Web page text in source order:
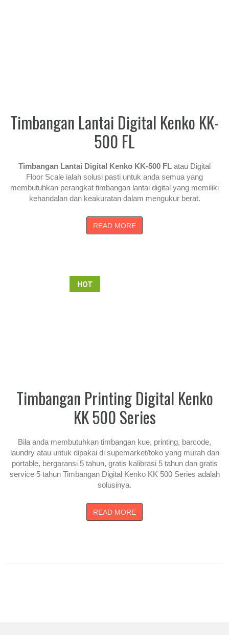
Timbangan Lantai Digital Kenko KK-
500 FL
Timbangan Lantai Digital Kenko KK-500 FL atau Digital
Floor Scale ialah solusi pasti untuk anda semua yang
membutuhkan perangkat timbangan lantai digital yang memiliki
kehandalan dan keakuratan dalam mengukur berat.
READ MORE
HOT
Timbangan Printing Digital Kenko
KK 500 Series
Bila anda membutuhkan timbangan kue, printing, barcode,
laundry atau untuk dipakai di supemarket/toko yang murah dan
portable, bergaransi 5 tahun, gratis kalibrasi 5 tahun dan gratis
service 5 tahun Timbangan Digital Kenko KK 500 Series adalah
solusinya.
READ MORE